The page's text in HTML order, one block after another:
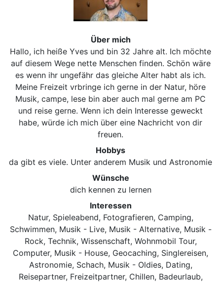
Über mich
Hallo, ich heiße Yves und bin 32 Jahre alt. Ich möchte
auf diesem Wege nette Menschen finden. Schön wäre
es wenn ihr ungefähr das gleiche Alter habt als ich.
Meine Freizeit vrbringe ich gerne in der Natur, höre
Musik, campe, lese bin aber auch mal gerne am PC
und reise gerne. Wenn ich dein Interesse geweckt
habe, würde ich mich über eine Nachricht von dir
freuen.
Hobbys
da gibt es viele. Unter anderem Musik und Astronomie
Wünsche
dich kennen zu lernen
Interessen
Natur, Spieleabend, Fotografieren, Camping,
Schwimmen, Musik - Live, Musik - Alternative, Musik -
Rock, Technik, Wissenschaft, Wohnmobil Tour,
Computer, Musik - House, Geocaching, Singlereisen,
Astronomie, Schach, Musik - Oldies, Dating,
Reisepartner, Freizeitpartner, Chillen, Badeurlaub,